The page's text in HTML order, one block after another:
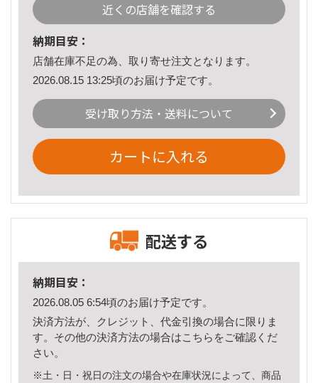
近くの店舗を確認する
納期目安：
店舗在庫不足の為、取り寄せ注文となります。
2026.08.15 13:25頃のお届け予定です。
受け取り方法・送料について
カートに入れる
配送する
納期目安：
2026.08.05 6:54頃のお届け予定です。
決済方法が、クレジット、代金引換の場合に限りま
す。その他の決済方法の場合はこちら をご確認くだ
さい。
※土・日・祝日の注文の場合や在庫状況によって、商品